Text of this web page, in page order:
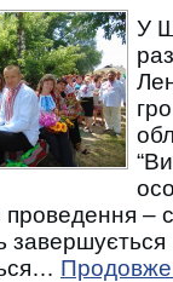
У
проведення –
завершується